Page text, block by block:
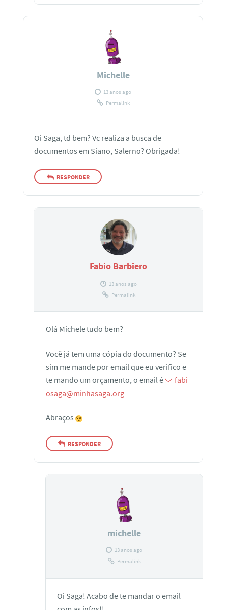
Michelle
13 anos ago
Permalink
Oi Saga, td bem? Vc realiza a busca de
documentos em Siano, Salerno? Obrigada!
RESPONDER
Fabio Barbiero
13 anos ago
Permalink
Olá Michele tudo bem?
Você já tem uma cópia do documento? Se
sim me mande por email que eu verifico e
te mando um orçamento, o email é
fabi
osaga@minhasaga.org
Abraços
RESPONDER
michelle
13 anos ago
Permalink
Oi Saga! Acabo de te mandar o email